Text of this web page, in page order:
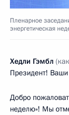
Пленарное
энергетическая
Хедли Гэмбл
Президент! Ваши
Добро
неделю»! Мы